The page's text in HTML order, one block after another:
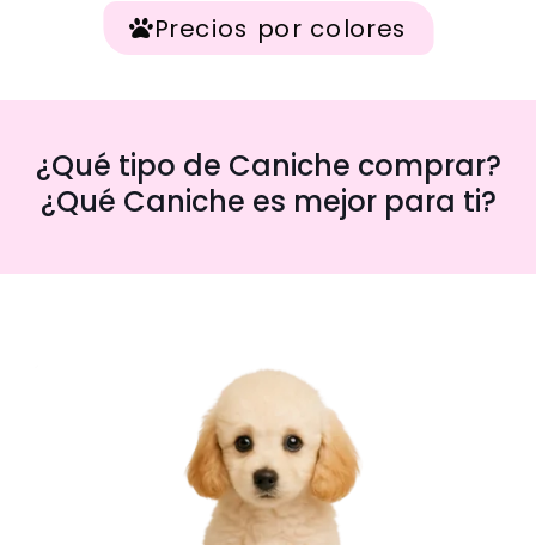
Precios por colores
¿Qué tipo de Caniche comprar?
¿Qué Caniche es mejor para ti?